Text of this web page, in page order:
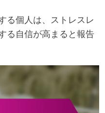
る個人は、ストレスレ
る自信が高まると報告